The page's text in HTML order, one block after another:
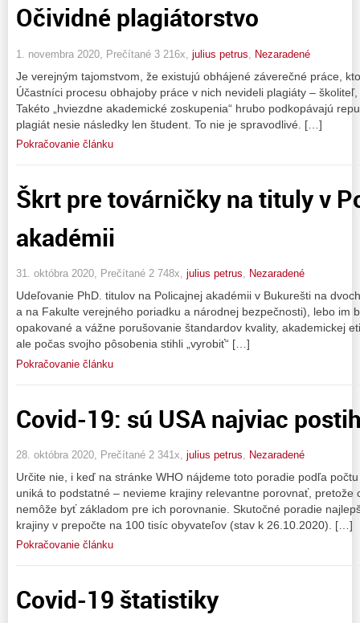
Očividné plagiátorstvo
1. novembra 2020, Prečítané 3 216x, julius petrus Nezaradené
Je verejným tajomstvom, že existujú obhájené záverečné práce,
Účastníci procesu obhajoby práce v nich nevideli plagiáty –
Takéto „hviezdne akademické zoskupenia“ hrubo podkopávajú
plagiát nesie následky len študent. To nie je spravodlivé. […]
Pokračovanie článku
Škrt pre továrničky na tituly v
akadémii
31. októbra 2020, Prečítané 2 748x, julius petrus, Nezaradené
Udeľovanie PhD. titulov na Policajnej akadémii v Bukurešti na
a na Fakulte verejného poriadku a národnej bezpečnosti), lebo im
opakované a vážne porušovanie štandardov kvality, akademickej
ale počas svojho pôsobenia stihli „vyrobiť“ […]
Pokračovanie článku
Covid-19: sú USA najviac
28. októbra 2020, Prečítané 2 341x, julius petrus, Nezaradené
Určite nie, i keď na stránke WHO nájdeme toto poradie podľa
uniká to podstatné – nevieme krajiny relevantne porovnať, pretože
nemôže byť základom pre ich porovnanie. Skutočné poradie
krajiny v prepočte na 100 tisíc obyvateľov (stav k 26.10.2020). […]
Pokračovanie článku
Covid-19 štatistiky